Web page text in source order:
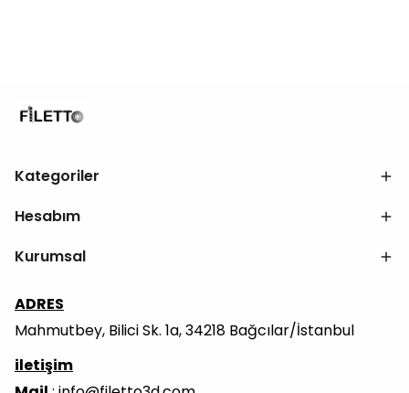
Kategoriler
Hesabım
Kurumsal
ADRES
Mahmutbey, Bilici Sk. 1a, 34218 Bağcılar/İstanbul
iletişim